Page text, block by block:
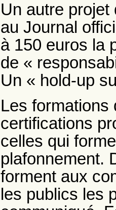
Un autre projet
au Journal
à 150 euros la
de «
Un « hold-up
Les formations
certifications
celles qui
plafonnement.
forment aux
les publics les